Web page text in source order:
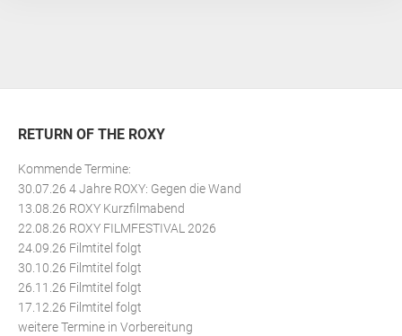
RETURN OF THE ROXY
Kommende Termine:
30.07.26 4 Jahre ROXY: Gegen die Wand
13.08.26 ROXY Kurzfilmabend
22.08.26 ROXY FILMFESTIVAL 2026
24.09.26 Filmtitel folgt
30.10.26 Filmtitel folgt
26.11.26 Filmtitel folgt
17.12.26 Filmtitel folgt
weitere Termine in Vorbereitung